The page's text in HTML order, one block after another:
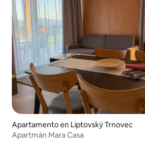
Apartamento en Liptovský Trnovec
Apartmán Mara Casa